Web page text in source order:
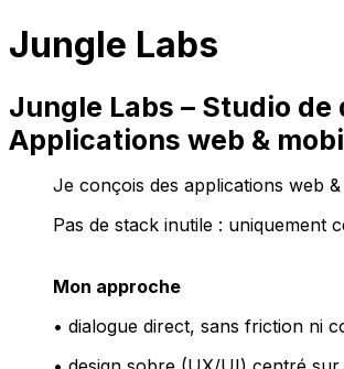
Jungle Labs
Jungle Labs – Studio
Applications web &
Je conçois des applications web
Pas de stack inutile : uniquement
Mon approche
• dialogue direct, sans friction ni